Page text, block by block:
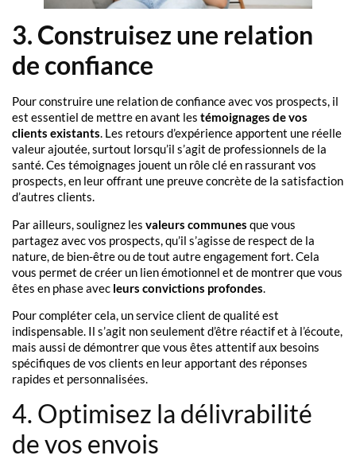
3. Construisez une relation
de confiance
Pour construire une relation de confiance avec vos prospects, il
est essentiel de mettre en avant les témoignages de vos
clients existants. Les retours d’expérience apportent une réelle
valeur ajoutée, surtout lorsqu’il s’agit de professionnels de la
santé. Ces témoignages jouent un rôle clé en rassurant vos
prospects, en leur offrant une preuve concrète de la satisfaction
d’autres clients.
Par ailleurs, soulignez les valeurs communes que vous
partagez avec vos prospects, qu’il s’agisse de respect de la
nature, de bien-être ou de tout autre engagement fort. Cela
vous permet de créer un lien émotionnel et de montrer que vous
êtes en phase avec leurs convictions profondes.
Pour compléter cela, un service client de qualité est
indispensable. Il s’agit non seulement d’être réactif et à l’écoute,
mais aussi de démontrer que vous êtes attentif aux besoins
spécifiques de vos clients en leur apportant des réponses
rapides et personnalisées.
4. Optimisez la délivrabilité
de vos envois